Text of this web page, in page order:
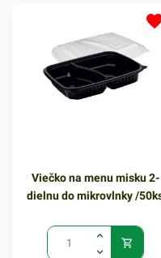
Viečko na menu misku 2-
dielnu do mikrovlnky /